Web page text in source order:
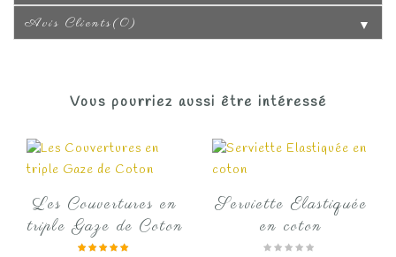
Avis Clients(0) ▼
Vous pourriez aussi être intéressé
Les Couvertures en
triple Gaze de Coton
Serviette Elastiquée
en coton